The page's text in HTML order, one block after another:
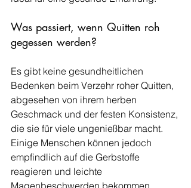
Was passiert, wenn Quitten roh
gegessen werden?
Es gibt keine gesundheitlichen
Bedenken beim Verzehr roher Quitten,
abgesehen von ihrem herben
Geschmack und der festen Konsistenz,
die sie für viele ungenießbar macht.
Einige Menschen können jedoch
empfindlich auf die Gerbstoffe
reagieren und leichte